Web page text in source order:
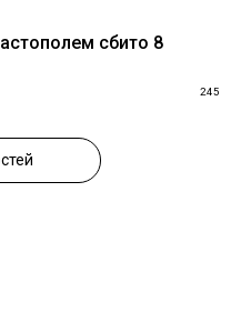
сбито 8
245